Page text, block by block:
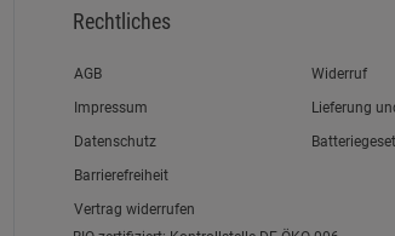
Rechtliches
Link zum/zur
AGB
Link zum/zur
Impressum
Link zum/zur
Datenschutz
Link zum/zur
Barrierefreiheit
Vertrag widerrufen
Widerruf
Lieferung